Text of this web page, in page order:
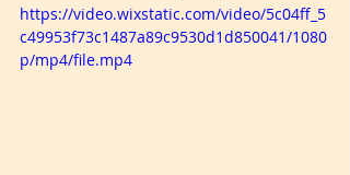
https://video.wixstatic.com/video/5c04ff_5
c49953f73c1487a89c9530d1d850041/1080
p/mp4/file.mp4